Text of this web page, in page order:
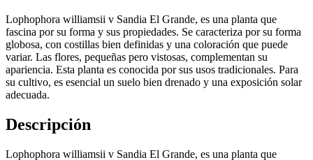
Lophophora williamsii v Sandia El Grande, es una planta que
fascina por su forma y sus propiedades. Se caracteriza por su forma
globosa, con costillas bien definidas y una coloración que puede
variar. Las flores, pequeñas pero vistosas, complementan su
apariencia. Esta planta es conocida por sus usos tradicionales. Para
su cultivo, es esencial un suelo bien drenado y una exposición solar
adecuada.
Descripción
Lophophora williamsii v Sandia El Grande, es una planta que